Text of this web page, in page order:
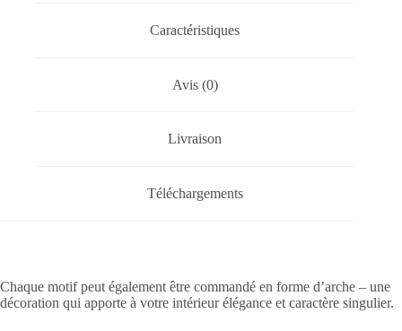
Caractéristiques
Avis (0)
Livraison
Téléchargements
Chaque motif peut également être commandé en forme d’arche – une
décoration qui apporte à votre intérieur élégance et caractère singulier.